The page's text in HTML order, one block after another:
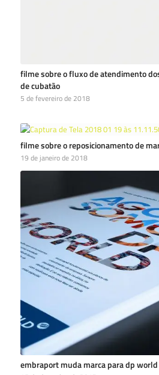
filme sobre o fluxo de atendimento
de cubatão
5 de fevereiro de 2018
filme sobre o reposicionamento de
19 de janeiro de 2018
embraport muda marca para dp